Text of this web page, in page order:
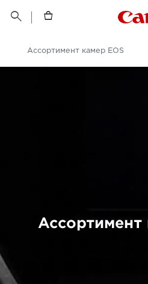
 
Ассортимент камер EOS
Ассортимент